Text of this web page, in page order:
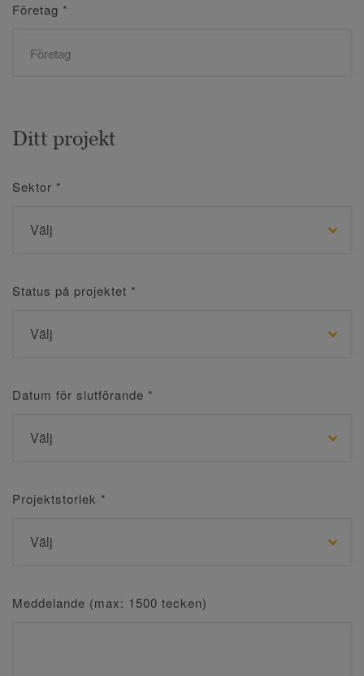
Företag *
Ditt projekt
Sektor *
Status på projektet *
Datum för slutförande *
Projektstorlek *
Meddelande (max: 1500 tecken)